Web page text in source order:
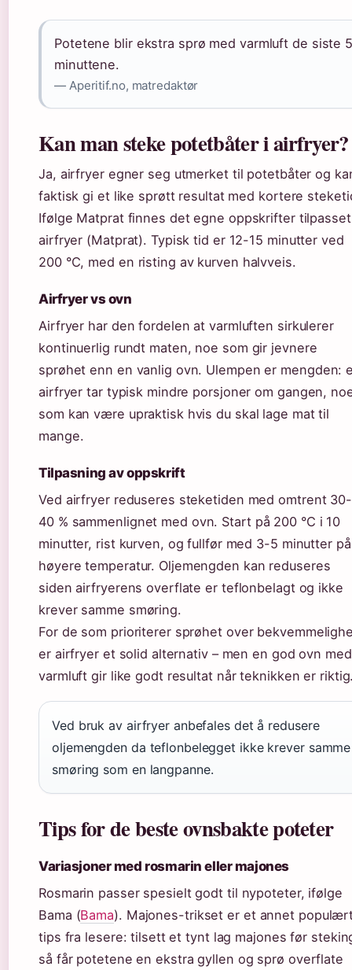
Potetene blir ekstra sprø med varmluft de siste
minuttene.
— Aperitif.no, matredaktør
Kan man steke potetbåter i airfryer?
Ja, airfryer egner seg utmerket til potetbåter og
faktisk gi et like sprøtt resultat med kortere
Ifølge Matprat finnes det egne oppskrifter tilpasset
airfryer (Matprat). Typisk tid er 12-15 minutter ved
200 °C, med en risting av kurven halvveis.
Airfryer vs ovn
Airfryer har den fordelen at varmluften sirkulerer
kontinuerlig rundt maten, noe som gir jevnere
sprøhet enn en vanlig ovn. Ulempen er mengden:
airfryer tar typisk mindre porsjoner om gangen,
som kan være upraktisk hvis du skal lage mat til
mange.
Tilpasning av oppskrift
Ved airfryer reduseres steketiden med omtrent 30-
40 % sammenlignet med ovn. Start på 200 °C i 10
minutter, rist kurven, og fullfør med 3-5 minutter på
høyere temperatur. Oljemengden kan reduseres
siden airfryerens overflate er teflonbelagt og ikke
krever samme smøring.
For de som prioriterer sprøhet over
er airfryer et solid alternativ – men en god ovn med
varmluft gir like godt resultat når teknikken er
Ved bruk av airfryer anbefales det å redusere
oljemengden da teflonbelegget ikke krever samme
smøring som en langpanne.
Tips for de beste ovnsbakte poteter
Variasjoner med rosmarin eller majones
Rosmarin passer spesielt godt til nypoteter, ifølge
Bama (Bama). Majones-trikset er et annet
tips fra lesere: tilsett et tynt lag majones før
så får potetene en ekstra gyllen og sprø overflate